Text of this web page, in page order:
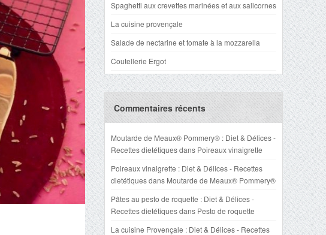
Spaghetti aux crevettes marinées et aux salicornes
La cuisine provençale
Salade de nectarine et tomate à la mozzarella
Coutellerie Ergot
Commentaires récents
Moutarde de Meaux® Pommery® : Diet & Délices -
Recettes dietétiquesdans Poireaux vinaigrette
Poireaux vinaigrette : Diet & Délices - Recettes
dietétiquesdans Moutarde de Meaux® Pommery®
Pâtes au pesto de roquette : Diet & Délices -
Recettes dietétiquesdans Pesto de roquette
La cuisine Provençale : Diet & Délices - Recettes